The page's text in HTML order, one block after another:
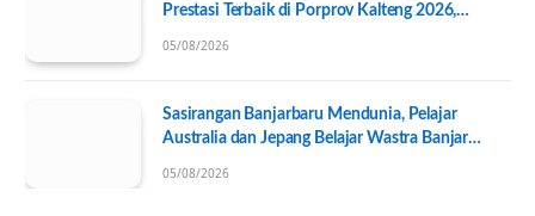
Prestasi Terbaik di Porprov Kalteng 2026,
05/08/2026
Sasirangan Banjarbaru Mendunia, Pelajar
Australia dan Jepang Belajar Wastra Banjar
05/08/2026